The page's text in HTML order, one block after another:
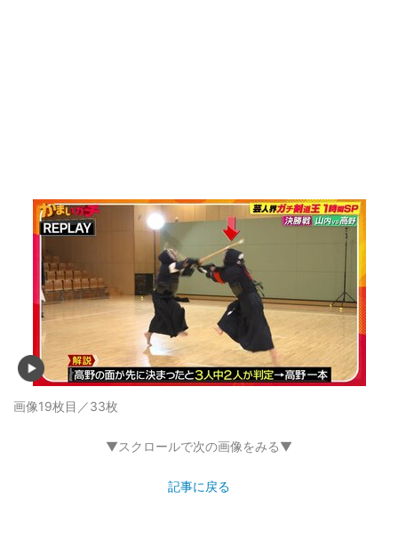
画像19枚目／33枚
▼スクロールで次の画像をみる▼
記事に戻る